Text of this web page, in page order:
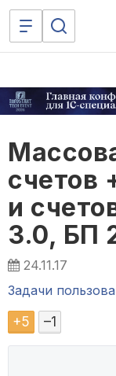
счетов
и
3.0, БП
24.11.17
Задачи
+5 –1